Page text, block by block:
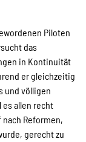
Piloten
das
in Kontinuität
er gleichzeitig
und völligen
es allen recht
Reformen,
gerecht zu